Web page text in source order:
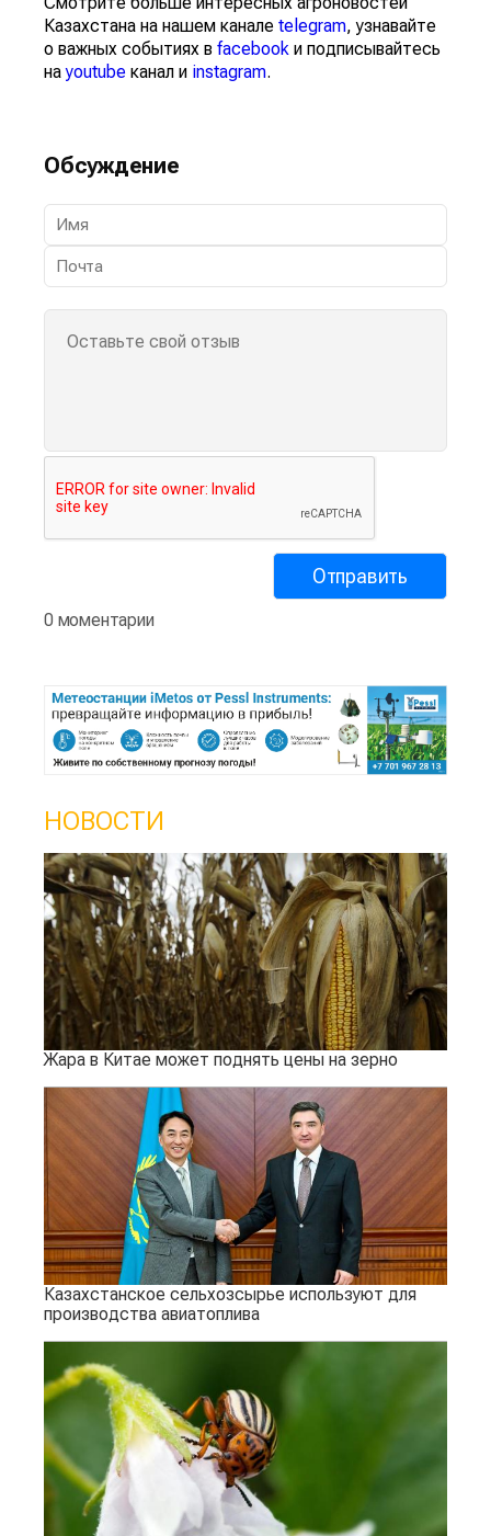
Казахстана на нашем канале telegram, узнавайте
о важных событиях в facebook и подписывайтесь
наyoutube канал и instagram.
Обсуждение
0 моментарии
НОВОСТИ
Жара в Китае может поднять цены на зерно
Казахстанское сельхозсырье используют для
производства авиатоплива